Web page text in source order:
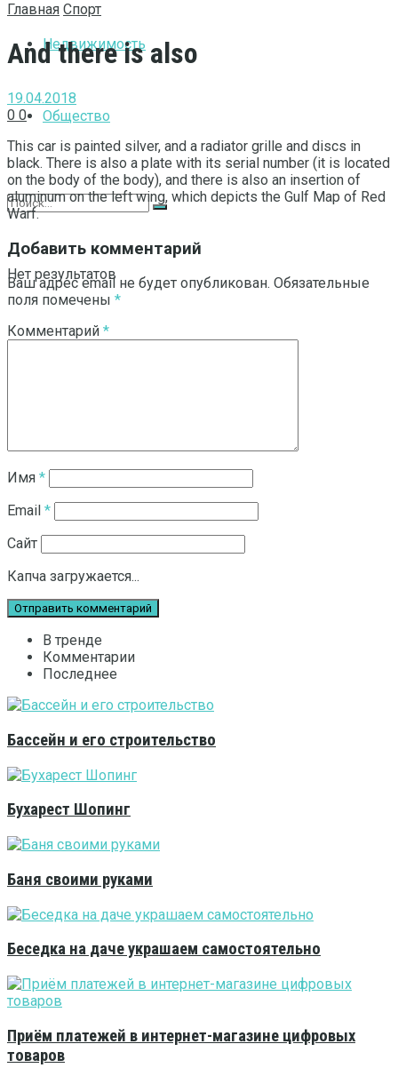
Недвижимость
Общество
Нет результатов
Смотреть все результаты
Главная Спорт
And there is also
19.04.2018
0 0
This car is painted silver, and a radiator grille and discs in
black. There is also a plate with its serial number (it is located
on the body of the body), and there is also an insertion of
aluminum on the left wing, which depicts the Gulf Map of Red
Warf.
Добавить комментарий
Ваш адрес email не будет опубликован. Обязательные
поля помечены *
Комментарий *
Имя *
Email *
Сайт
Капча загружается...
В тренде
Комментарии
Последнее
Бассейн и его строительство
Бухарест Шопинг
Баня своими руками
Беседка на даче украшаем самостоятельно
Приём платежей в интернет-магазине цифровых
товаров